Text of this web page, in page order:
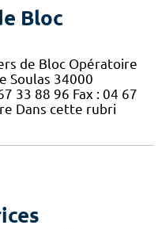
Bloc
de Bloc Opératoire
Soulas 34000
33 88 96 Fax : 04 67
Dans cette rubri